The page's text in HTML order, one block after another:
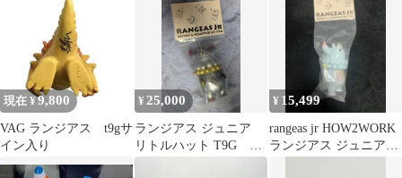
現在 ¥9,800
VAG ランジアス t9gサ
イン入り
¥ 25,000
ランジアス ジュニア
リトルハット T9G
RANGEAS JR ワンフ
¥ 15,499
rangeas jr HOW2WORK
ランジアス ジュニア